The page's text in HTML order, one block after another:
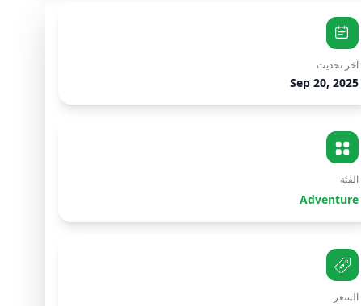
آخر تحديث
Sep 20, 2025
الفئة
Adventure
السعر